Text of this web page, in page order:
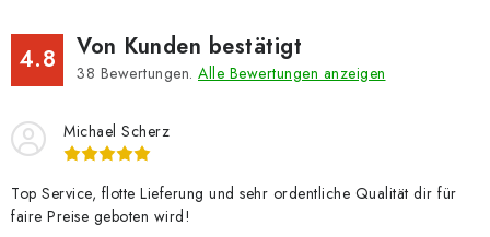
4.8 Von Kunden bestätigt
38 Bewertungen. Alle Bewertungen anzeigen
Michael Scherz
Top Service, flotte Lieferung und sehr ordentliche Qualität dir für
faire Preise geboten wird!